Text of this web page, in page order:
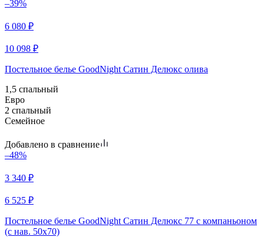
–39%
6 080 ₽
10 098 ₽
Постельное белье GoodNight Сатин Делюкс олива
1,5 спальный
Евро
2 спальный
Семейное
Добавлено в сравнение
–48%
3 340 ₽
6 525 ₽
Постельное белье GoodNight Сатин Делюкс 77 с компаньоном
(с нав. 50х70)